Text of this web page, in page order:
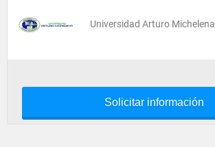
Universidad Arturo Michelena
Solicitar información